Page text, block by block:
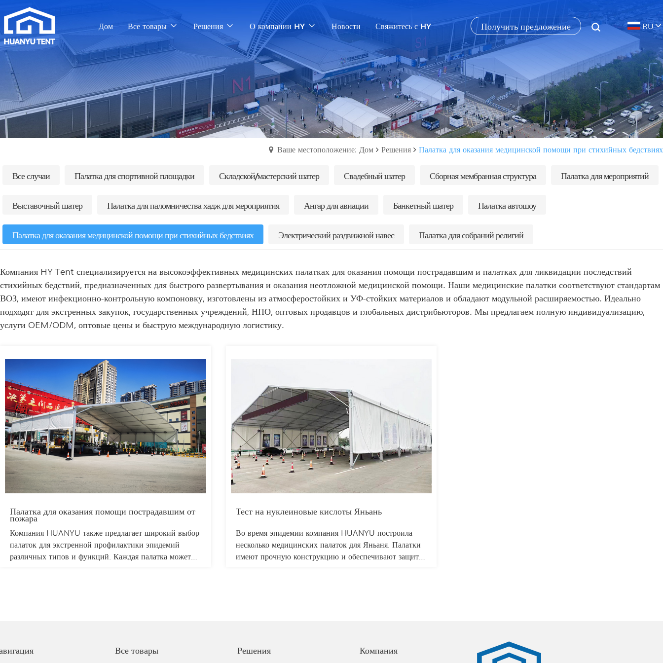
Дом Все товары Решения О компании HY Новости Свяжитесь с HY Получить предложение RU
Ваше местоположение: Дом Решения Палатка для оказания медицинской помощи при стихийных бедствиях
Все случаи Палатка для спортивной площадки Складской/мастерский шатер Свадебный шатер Сборная мембранная структура Палатка для мероприятий
Выставочный шатер Палатка для паломничества хадж для мероприятия Ангар для авиации Банкетный шатер Палатка автошоу
Палатка для оказания медицинской помощи при стихийных бедствиях Электрический раздвижной навес Палатка для собраний религий
Компания HY Tent специализируется на высокоэффективных медицинских палатках для оказания помощи пострадавшим и палатках для ликвидации последствий
стихийных бедствий, предназначенных для быстрого развертывания и оказания неотложной медицинской помощи. Наши медицинские палатки соответствуют стандартам
ВОЗ, имеют инфекционно-контрольную компоновку, изготовлены из атмосферостойких и УФ-стойких материалов и обладают модульной расширяемостью. Идеально
подходят для экстренных закупок, государственных учреждений, НПО, оптовых продавцов и глобальных дистрибьюторов. Мы предлагаем полную индивидуализацию,
услуги OEM/ODM, оптовые цены и быструю международную логистику.
Палатка для оказания помощи пострадавшим от
пожара
Компания HUANYU также предлагает широкий выбор
палаток для экстренной профилактики эпидемий
различных типов и функций. Каждая палатка может
Тест на нуклеиновые кислоты Яньань
Во время эпидемии компания HUANYU построила
несколько медицинских палаток для Яньаня. Палатки
имеют прочную конструкцию и обеспечивают защиту
Все товары Решения Компания